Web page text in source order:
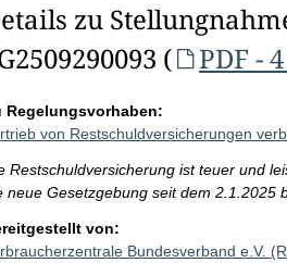
zu
(
PDF -
Regelungsvorhaben:
von Restschuldversicherungen
Restschuldversicherung ist teuer und
neue Gesetzgebung seit dem 2.1.2025
von:
Bundesverband e.V.